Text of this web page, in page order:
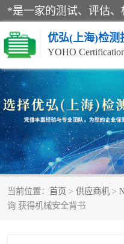
优弘(上海)检测
YOHO
当前位置： 首页 > 供应商机 >
询 获得机械安全背书
RECYCLASS认证
NR12认证
ART认证
巴西认证